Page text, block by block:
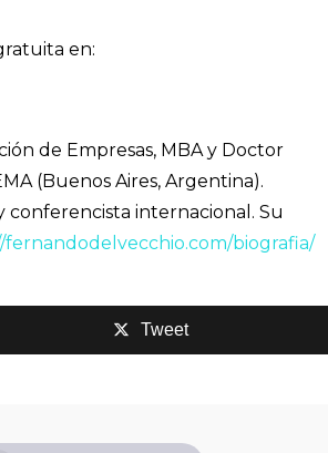
en:
de Empresas, MBA y Doctor
(Buenos Aires, Argentina).
conferencista internacional. Su
fernandodelvecchio.com/biografia/
Tweet